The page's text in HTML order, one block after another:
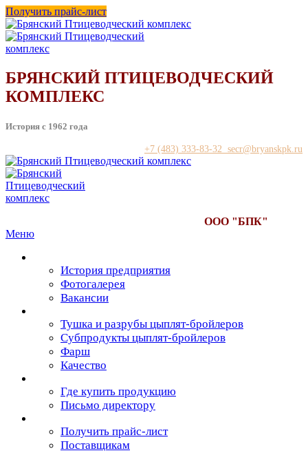
Получить прайс-лист
БРЯНСКИЙ ПТИЦЕВОДЧЕСКИЙ
КОМПЛЕКС
История с 1962 года
+7 (483) 333-83-32 secr@bryanskpk.ru
ООО "БПК"
Меню
История предприятия
Фотогалерея
Вакансии
Тушка и разрубы цыплят-бройлеров
Субпродукты цыплят-бройлеров
Фарш
Качество
Где купить продукцию
Письмо директору
Получить прайс-лист
Поставщикам